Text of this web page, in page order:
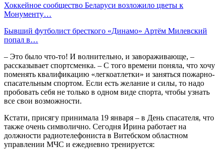
Хоккейное сообщество Беларуси возложило цветы к
Монументу…
Бывший футболист бресткого «Динамо» Артём Милевский
попал в…
– Это было что-то! И волнительно, и завораживающе, –
рассказывает спортсменка. – С того времени поняла, что хочу
поменять квалификацию «легкоатлетки» и заняться пожарно-
спасательным спортом. Если есть желание и силы, то надо
пробовать себя не только в одном виде спорта, чтобы узнать
все свои возможности.
Кстати, присягу принимала 19 января – в День спасателя, что
также очень символично. Сегодня Ирина работает на
должности радиотелефониста в Витебском областном
управлении МЧС и ежедневно тренируется: